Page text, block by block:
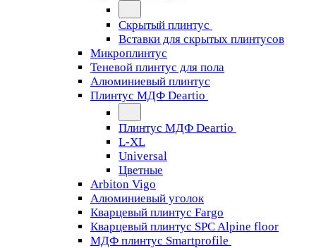
Скрытый плинтус
Вставки для скрытых плинтусов
Микроплинтус
Теневой плинтус для пола
Алюминиевый плинтус
Плинтус МДФ Deartio
Плинтус МДФ Deartio
L-XL
Universal
Цветные
Arbiton Vigo
Алюминиевый уголок
Кварцевый плинтус Fargo
Кварцевый плинтус SPC Alpine floor
МДФ плинтус Smartprofile